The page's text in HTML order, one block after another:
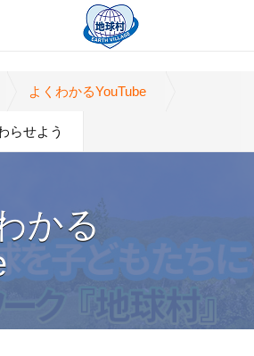
よくわかるYouTube
らせよう
かる